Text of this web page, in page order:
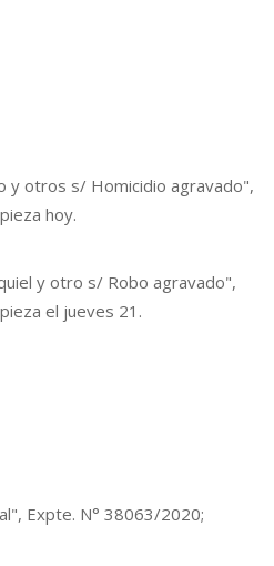
y otros s/ Homicidio agravado",
hoy.
y otro s/ Robo agravado",
el jueves 21.
Expte. N° 38063/2020;